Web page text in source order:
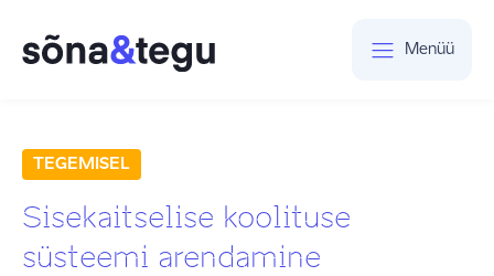
Menüü
TEGEMISEL
Sisekaitselise koolituse
süsteemi arendamine